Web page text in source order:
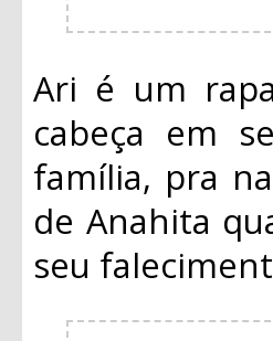
Ari é um
cabeça em
família, pra
de Anahita
seu